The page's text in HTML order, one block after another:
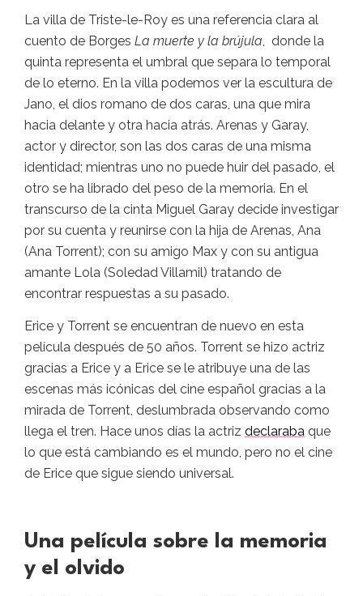
La villa de Triste-le-Roy es una referencia clara al
cuento de Borges La muerte y la brújula, donde la
quinta representa el umbral que separa lo temporal
de lo eterno. En la villa podemos ver la escultura de
Jano, el dios romano de dos caras, una que mira
hacia delante y otra hacia atrás. Arenas y Garay,
actor y director, son las dos caras de una misma
identidad; mientras uno no puede huir del pasado, el
otro se ha librado del peso de la memoria. En el
transcurso de la cinta Miguel Garay decide investigar
por su cuenta y reunirse con la hija de Arenas, Ana
(Ana Torrent); con su amigo Max y con su antigua
amante Lola (Soledad Villamil) tratando de
encontrar respuestas a su pasado.
Erice y Torrent se encuentran de nuevo en esta
película después de 50 años. Torrent se hizo actriz
gracias a Erice y a Erice se le atribuye una de las
escenas más icónicas del cine español gracias a la
mirada de Torrent, deslumbrada observando como
llega el tren. Hace unos días la actriz declaraba que
lo que está cambiando es el mundo, pero no el cine
de Erice que sigue siendo universal.
Una película sobre la memoria
y el olvido